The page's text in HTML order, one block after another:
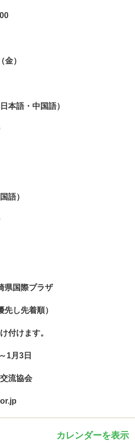
）
本語・中国語）
語）
国際プラザ
し先着順）
付けます。
1月3日
流協会
カレンダーを表示